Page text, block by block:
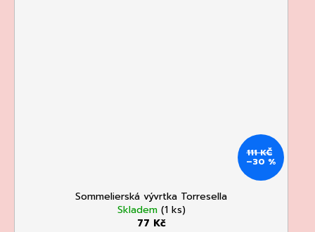
111 KČ
–30 %
Sommelierská vývrtka Torresella
Skladem (1 ks)
77 Kč